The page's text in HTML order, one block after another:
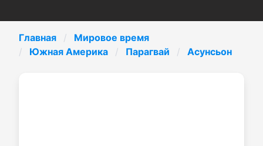
Главная
Мировое время
Южная Америка
Парагвай Асунсьон